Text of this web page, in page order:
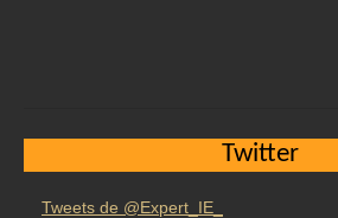
Twitter
Tweets de @Expert_IE_